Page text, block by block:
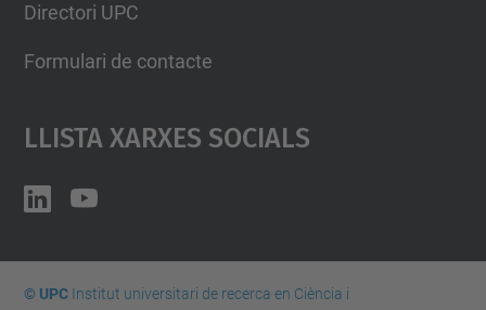
Directori UPC
Formulari de contacte
Llista Xarxes Socials
© UPCInstitut universitari de recerca en Ciència i